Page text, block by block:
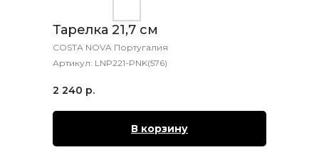
Тарелка 21,7 см
COSTA NOVA Португалия
Артикул: LNP221-PNK(576)
2 240 р.
В корзину